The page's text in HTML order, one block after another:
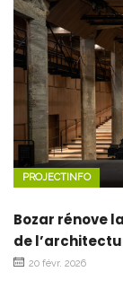
PROJECTINFO
Bozar rénove
de
20 févr. 2026